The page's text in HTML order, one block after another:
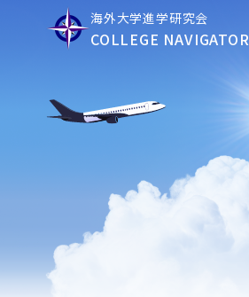
海外大学進学研究会
COLLEGE NAVIGATOR